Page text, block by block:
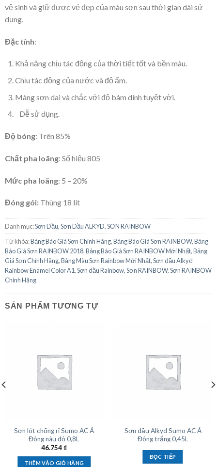
vệ sinh và giữ được vẻ đẹp của màu sơn sau thời gian dài sử
dụng.
Đặc tính:
Khả năng chịu tác động của thời tiết tốt và bền màu.
Chịu tác động của nước và độ ẩm.
Màng sơn dai và chắc với độ bám dính tuyệt vời.
Dễ sử dụng.
Độ bóng: Trên 85%
Chất pha loãng: Số hiệu 805
Mức pha loãng: 5 – 20%
Đóng gói:Thùng 18 lít
Danh mục:Sơn Dầu,Sơn Dầu ALKYD,SƠN RAINBOW
Từ khóa:Bảng Báo Giá Sơn Chính Hãng,Bảng Báo Giá Sơn RAINBOW,Bảng
Báo Giá Sơn RAINBOW 2018,Bảng Báo Giá Sơn RAINBOW Mới Nhất,Bảng
Giá Sơn Chính Hãng,Bảng Màu Sơn Rainbow Mới Nhất,Sơn dầu Alkyd
Rainbow Enamel Color A1,Sơn dầu Rainbow,Sơn RAINBOW,Sơn RAINBOW
Chính Hãng
SẢN PHẨM TƯƠNG TỰ
Sơn lót chống rỉ Sumo AC Á
Đông nâu đỏ 0,8L
46.754₫
THÊM VÀO GIỎ HÀNG
Sơn dầu Alkyd Sumo AC Á
Đông trắng 0,45L
ĐỌC TIẾP